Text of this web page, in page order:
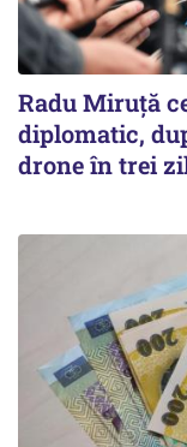
Radu Miruţă
diplomatic,
drone în trei